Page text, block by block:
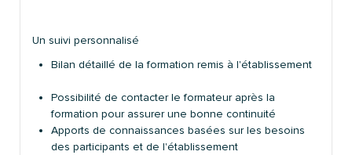
Un suivi personnalisé
Bilan détaillé de la formation remis à l'établissement
Possibilité de contacter le formateur après la
formation pour assurer une bonne continuité
Apports de connaissances basées sur les besoins
des participants et de l'établissement